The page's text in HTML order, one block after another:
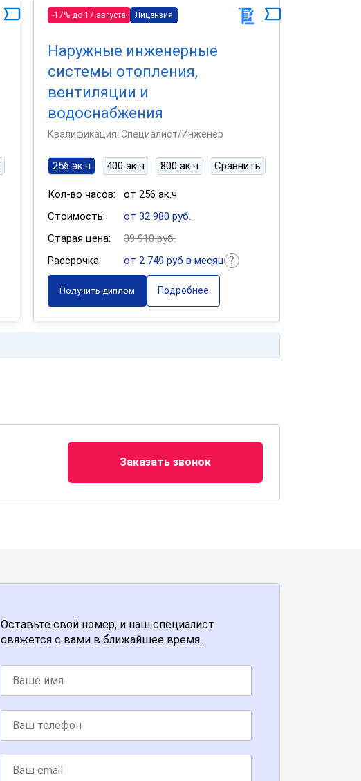
-17% до 17 августа Лицензия
Наружные инженерные
системы отопления,
вентиляции и
водоснабжения
Квалификация: Специалист/Инженер
256 ак.ч 400 ак.ч 800 ак.ч Сравнить
Кол-во часов:
от 256 ак.ч
Стоимость:
от 32 980 руб.
Старая цена:
39 910 руб.
Рассрочка:
от 2 749 руб в месяц
Получить диплом Подробнее
Заказать звонок
Оставьте свой номер, и наш специалист
свяжется с вами в ближайшее время.